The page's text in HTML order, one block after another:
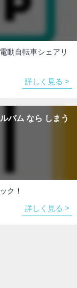
動自転車シェアリ
詳しく見る >
バム なら しまう
ク！
詳しく見る >